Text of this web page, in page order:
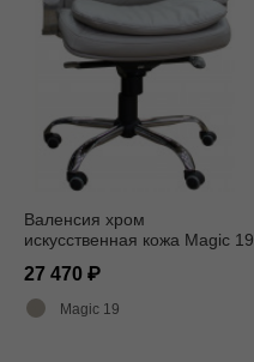
Валенсия хром
искусственная кожа Magic 19
27 470
Magic 19